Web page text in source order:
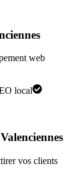
web
local
vos clients